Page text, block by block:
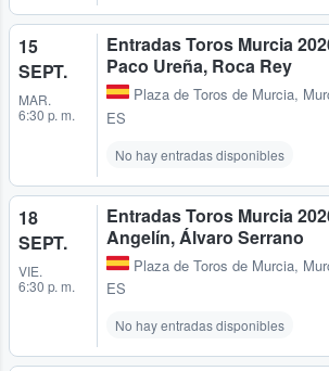
15
SEPT.
MAR.
6:30 p. m.
Entradas Toros Murcia
Paco Ureña, Roca Rey
Plaza de Toros de Murcia,
ES
No hay entradas disponibles
18
SEPT.
VIE.
6:30 p. m.
Entradas Toros Murcia
Angelín, Álvaro Serrano
Plaza de Toros de Murcia,
ES
No hay entradas disponibles